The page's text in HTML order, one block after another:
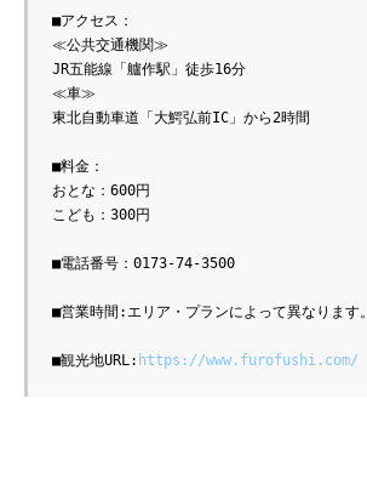
■アクセス：
≪公共交通機関≫
JR五能線「艫作駅」徒歩16分
≪車≫
東北自動車道「大鰐弘前IC」から2時間
■料金：
おとな：600円
こども：300円
■電話番号：0173-74-3500
■営業時間:エリア・プランによって異なります。
■観光地URL: https://www.furofushi.com/